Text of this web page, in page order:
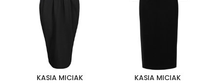
KASIA MICIAK KASIA MICIAK